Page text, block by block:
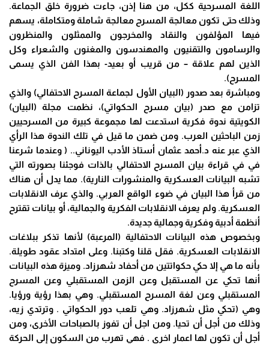
اللغة المسرحية ككل، من هنا إذن، جاءت ضرورة خلق الجماعة.
وذلك حتى تكون معالجة المسرح معالجة شاملة ومتكاملة، يسهم
فيها المؤلفون والنقاد والمخرجون والممثلون والمنظرون
والرسامون والتقنيون والمهندسون والمغنون والشعراء وكل
الذين لهم علاقة – من قريب أو بعيد- بهذا الفن الذي يسمى
المسرح).
ومباشرة بعد صدور (البيان الأول لجماعة المسرح الاحتفالي) والذي
تزامن مع صدر (بيان مسرح الحكواتي)، نظمت مجلة (البيان)
الكويتية ندوة فكرية استدعت لها مجموعة كبيرة من المسرحيين
زمن الباحثين العرب. ومن ضمن ما قيل في تلك الندوة هذا الرأي
الذي عبر عنه د.أحمد عثمان أستاذ الأدب اليوناني.. ( وعندما شرعنا
في في قراءة بيان المسرح الاحتفالي بالذات فوجئنا بصورته التي
تشبه البيانات العسكرية والمنشورات النارية). مما يدل أن هناك
من قرأ هذا البيان في ضوء الواقع العربي. والذي عرف الانقلابات
العسكرية. ولم يعرف الانقلابات الفكرية والجمالية، أو بيانات تقترح
أنظمة أدبية وفكرية وجمالية جديدة.
وبخصوص هذه البيانات الاحتفالية (المرعبة) لأنها تذكر ببلاغات
الانقلابات العسكرية. فقل قلنا وكتبنا. وعلى امتداد عقود طويلة.
بأنه ما هي إلا حكي حكواتتين من أحفاد شهرزاد. وميزة هذه البيانات
أنها تحكي عن المستقبل وعن الزمن المستقبلي وعن المسرح
المستقبلي وعن لغة المسرح المستقبلي. وهي بهذا رؤية ورؤيا.
وهي (تحكي مثل شهرزاد. وهي تلعب دور الحكواتي . وترتدي زيه،
وذلك من أجل أن تحيا. ومن اجل أن تفوز بالصباحات الأخرى، ومن
أجل أن تكون لها اعمار اخرى . فهي تهرب من السكون إلى الحركة